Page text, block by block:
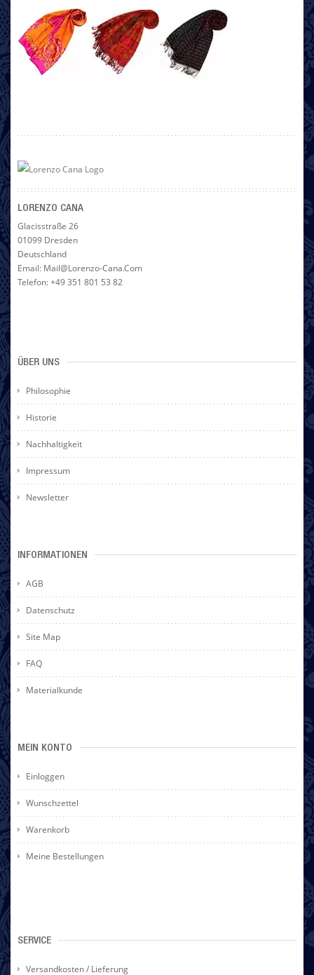
LORENZO CANA
Glacisstraße 26
01099 Dresden
Deutschland
Email: Mail@lorenzo-Cana.com
Telefon: +49 351 801 53 82
ÜBER UNS
Philosophie
Historie
Nachhaltigkeit
Impressum
Newsletter
INFORMATIONEN
AGB
Datenschutz
Site Map
FAQ
Materialkunde
MEIN KONTO
Einloggen
Wunschzettel
Warenkorb
Meine Bestellungen
SERVICE
Versandkosten / Lieferung